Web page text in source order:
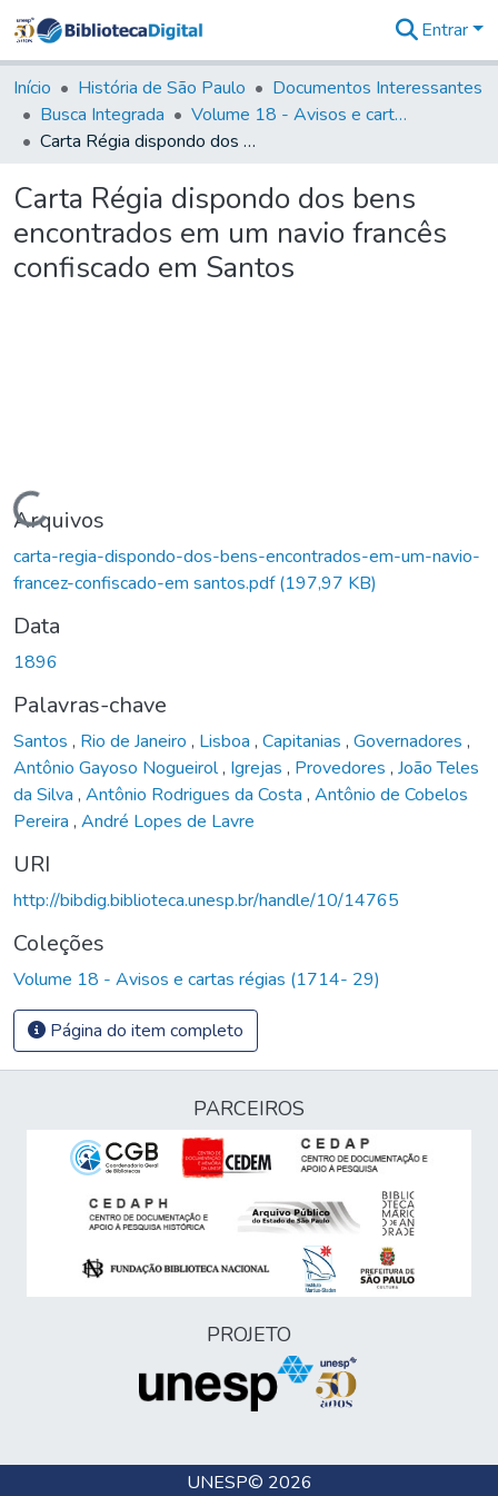
&
Coleções
Tudo na
Biblioteca
Estatísticas
Entrar
Início História de São Paulo
Documentos Interessantes
Busca Integrada
Volume 18 - Avisos e cartas régias (1714- 29)
Carta Régia dispondo dos bens encontrados em um navio francês confiscado em Santos
Carta Régia dispondo dos bens
encontrados em um navio francês
confiscado em Santos
Carregando...
Arquivos
carta-regia-dispondo-dos-bens-encontrados-em-um-navio-
francez-confiscado-em santos.pdf(197,97 KB)
Data
1896
Palavras-chave
Santos , Rio de Janeiro , Lisboa , Capitanias , Governadores ,
Antônio Gayoso Nogueirol, Igrejas , Provedores , João Teles
da Silva , Antônio Rodrigues da Costa , Antônio de Cobelos
Pereira , André Lopes de Lavre
URI
http://bibdig.biblioteca.unesp.br/handle/10/14765
Coleções
Volume 18 - Avisos e cartas régias (1714- 29)
Página do item completo
PARCEIROS
PROJETO
UNESP© 2026